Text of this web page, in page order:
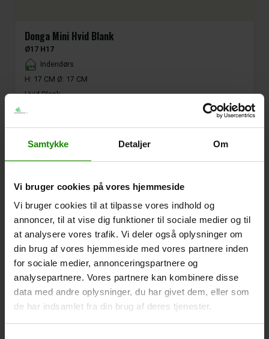
Samtykke Detaljer Om
Vi bruger cookies på vores hjemmeside
Vi bruger cookies til at tilpasse vores indhold og
annoncer, til at vise dig funktioner til sociale medier og til
at analysere vores trafik. Vi deler også oplysninger om
din brug af vores hjemmeside med vores partnere inden
for sociale medier, annonceringspartnere og
analysepartnere. Vores partnere kan kombinere disse
data med andre oplysninger, du har givet dem, eller som
de har indsamlet fra din brug af deres tjenester.
Donga Mini Hvid Blank
Ø17 H17
Placement
Indendørs
H: 17 CM Ø: 17 CM
Hvid Blank